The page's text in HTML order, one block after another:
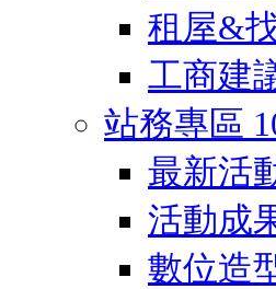
租屋&
工商建
站務專區
最新活
活動成
數位造